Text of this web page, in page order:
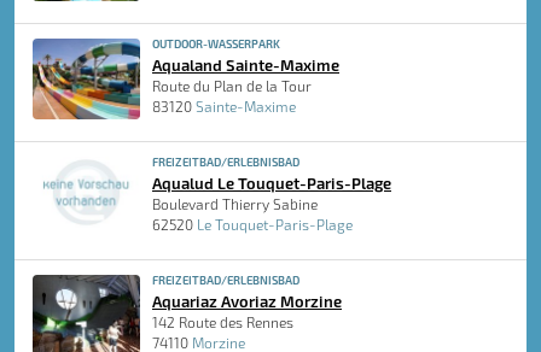
OUTDOOR-WASSERPARK
Aqualand Sainte-Maxime
Route du Plan de la Tour
83120 Sainte-Maxime
FREIZEITBAD/ERLEBNISBAD
Aqualud Le Touquet-Paris-Plage
Boulevard Thierry Sabine
62520 Le Touquet-Paris-Plage
FREIZEITBAD/ERLEBNISBAD
Aquariaz Avoriaz Morzine
142 Route des Rennes
74110 Morzine